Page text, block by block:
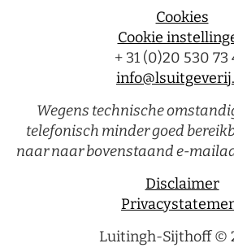
Cookies
Cookie
+ 31 (0)20 530 73
Wegens technische
telefonisch minder goed
naar naar bovenstaand e-
Disclaimer
Luitingh-Sijthoff ©